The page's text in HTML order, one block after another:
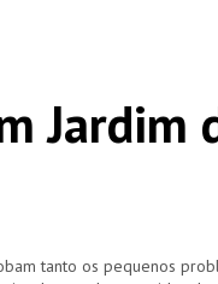
Jardim
tanto os pequenos